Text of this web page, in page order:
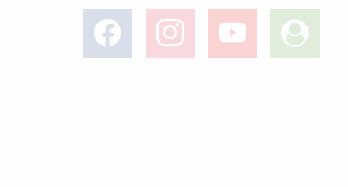
facebookinstagramyoutube
user-
circle